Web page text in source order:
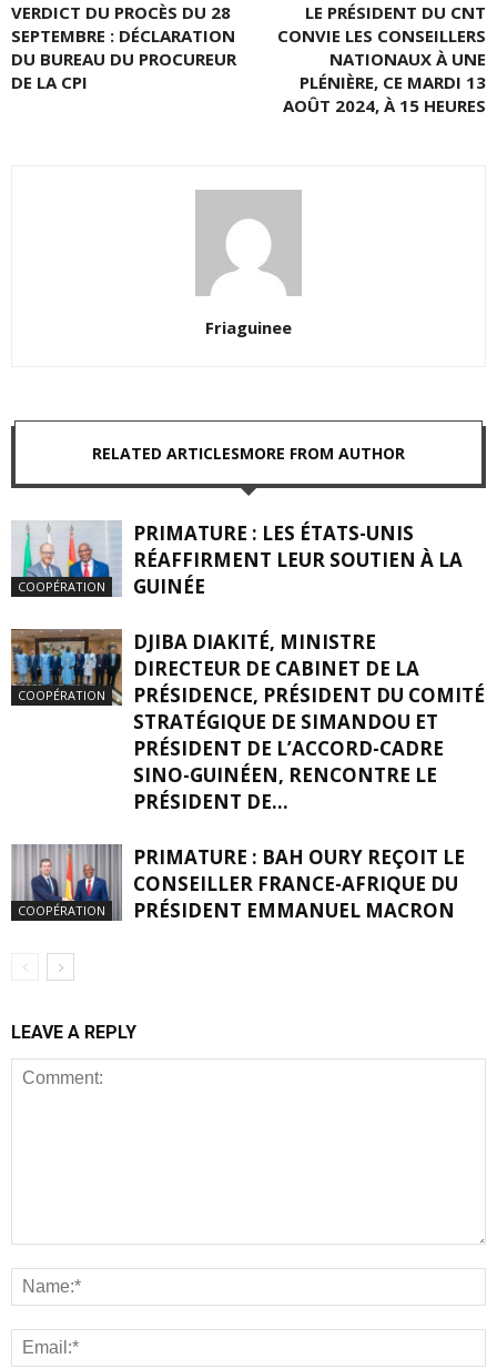
VERDICT DU PROCÈS DU 28
SEPTEMBRE : DÉCLARATION
DU BUREAU DU PROCUREUR
DE LA CPI
LE PRÉSIDENT DU CNT
CONVIE LES CONSEILLERS
NATIONAUX À UNE
PLÉNIÈRE, CE MARDI 13
AOÛT 2024, À 15 HEURES
Friaguinee
RELATED ARTICLESMORE FROM AUTHOR
COOPÉRATION
PRIMATURE : LES ÉTATS-UNIS
RÉAFFIRMENT LEUR SOUTIEN À LA
GUINÉE
COOPÉRATION
DJIBA DIAKITÉ, MINISTRE
DIRECTEUR DE CABINET DE LA
PRÉSIDENCE, PRÉSIDENT DU COMITÉ
STRATÉGIQUE DE SIMANDOU ET
PRÉSIDENT DE L’ACCORD-CADRE
SINO-GUINÉEN, RENCONTRE LE
PRÉSIDENT DE...
COOPÉRATION
PRIMATURE : BAH OURY REÇOIT LE
CONSEILLER FRANCE-AFRIQUE DU
PRÉSIDENT EMMANUEL MACRON
LEAVE A REPLY